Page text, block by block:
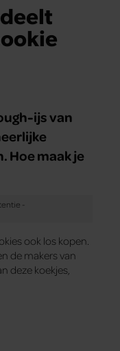
ijs van
Hoe maak je
ook los kopen.
de makers van
deze koekjes,